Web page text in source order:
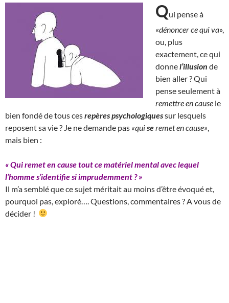
Qui pense à
«dénoncer ce qui va»,
ou, plus
exactement, ce qui
donnel’illusion de
bien aller ? Qui
pense seulement à
remettre en cause le
bien fondé de tous cesrepères psychologiquessur lesquels
reposent sa vie ? Je ne demande pas «quiseremet en cause»
mais bien :
« Qui remet en cause tout ce matériel mental avec lequel
l’homme s’identifie si imprudemment ? »
Il m’a semblé que ce sujet méritait au moins d’être évoqué et,
pourquoi pas, exploré…. Questions, commentaires ? A vous de
décider !